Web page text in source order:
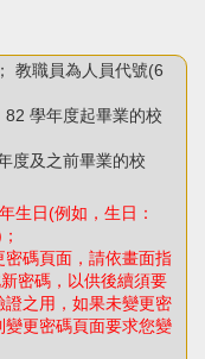
教職員為人員代號(6
學年度起畢業的校
度及之前畢業的校
生日(例如，生日：
碼頁面，請依畫面指
密碼，以供後續須要
之用，如果未變更密
更密碼頁面要求您變